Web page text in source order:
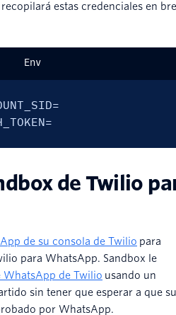
estas credenciales en
Env
de Twilio
de su consola de Twilio para
para WhatsApp. Sandbox le
WhatsApp de Twilio usando un
sin tener que esperar a que su
por WhatsApp.